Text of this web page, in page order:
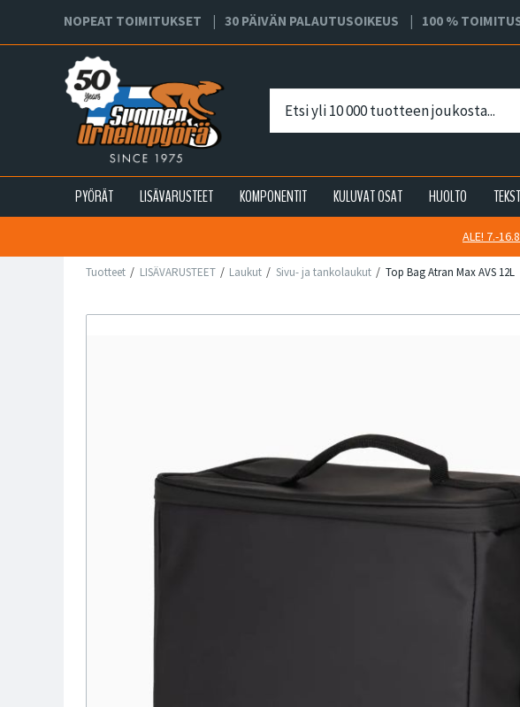
NOPEAT TOIMITUKSET 30 PÄIVÄN PALAUTUSOIKEUS 100 %
PYÖRÄT LISÄVARUSTEET KOMPONENTIT KULUVAT OSAT HUOLTO
ALE! 7.-
Tuotteet LISÄVARUSTEET Laukut Sivu- ja tankolaukut Top Bag Atran Max AVS 12L